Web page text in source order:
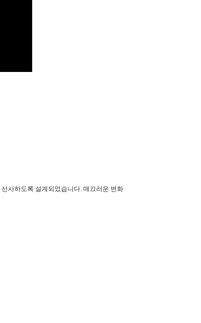
사하도록 설계되었습니다. 매끄러운 변화